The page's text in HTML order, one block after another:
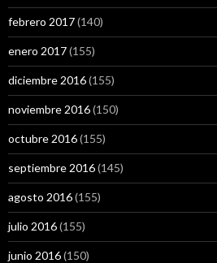
febrero 2017(140)
enero 2017(155)
diciembre 2016(155)
noviembre 2016(150)
octubre 2016(155)
septiembre 2016(145)
agosto 2016(155)
julio 2016(155)
junio 2016(150)